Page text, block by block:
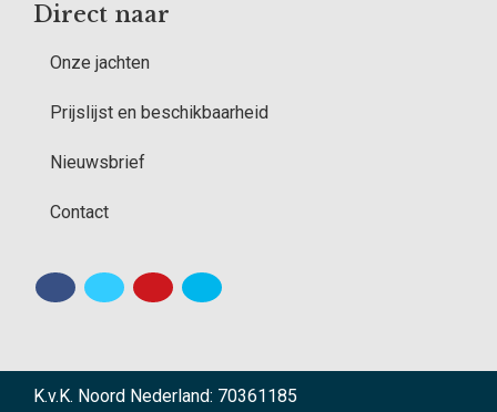
Direct naar
Onze jachten
Prijslijst en beschikbaarheid
Nieuwsbrief
Contact
K.v.K. Noord Nederland: 70361185